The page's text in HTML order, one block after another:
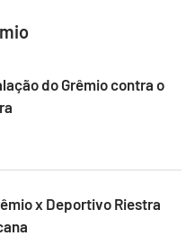
do Grêmio contra o
x Deportivo Riestra